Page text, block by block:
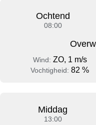
Ochtend
08:00
Wind: ZO, 1 m/s
Vochtigheid: 82 %
Middag
13:00